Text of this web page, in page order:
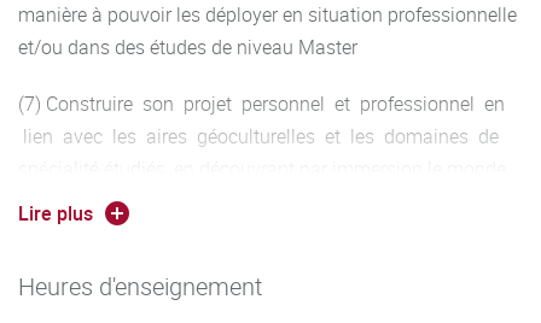
manière à pouvoir les déployer en situation professionnelle
et/ou dans des études de niveau Master
(7) Construire son projet personnel et professionnel en
lien avec les aires géoculturelles et les domaines de
de l’entreprise.
Lire plus
Heures d'enseignement